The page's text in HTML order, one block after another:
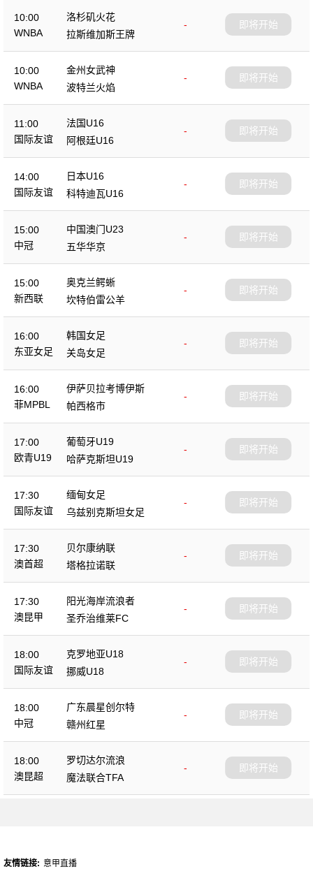
10:00
WNBA
洛杉矶火花
-
拉斯维加斯王牌
即将开始
10:00
WNBA
金州女武神
-
波特兰火焰
即将开始
11:00
国际友谊
法国U16
-
阿根廷U16
即将开始
14:00
国际友谊
日本U16
-
科特迪瓦U16
即将开始
15:00
中冠
中国澳门U23
-
五华华京
即将开始
15:00
新西联
奥克兰鳄蜥
-
坎特伯雷公羊
即将开始
16:00
东亚女足
韩国女足
-
关岛女足
即将开始
16:00
菲MPBL
伊萨贝拉考博伊斯
-
帕西格市
即将开始
17:00
欧青U19
葡萄牙U19
-
哈萨克斯坦U19
即将开始
17:30
国际友谊
缅甸女足
-
乌兹别克斯坦女足
即将开始
17:30
澳首超
贝尔康纳联
-
塔格拉诺联
即将开始
17:30
澳昆甲
阳光海岸流浪者
-
圣乔治维莱FC
即将开始
18:00
国际友谊
克罗地亚U18
-
挪威U18
即将开始
18:00
中冠
广东晨星创尔特
-
赣州红星
即将开始
18:00
澳昆超
罗切达尔流浪
-
魔法联合TFA
即将开始
友情链接: 意甲直播